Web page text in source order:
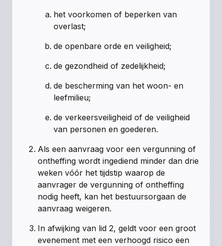
het voorkomen of beperken van
overlast;
de openbare orde en veiligheid;
de gezondheid of zedelijkheid;
de bescherming van het woon- en
leefmilieu;
de verkeersveiligheid of de veiligheid
van personen en goederen.
Als een aanvraag voor een vergunning of
ontheffing wordt ingediend minder dan drie
weken vóór het tijdstip waarop de
aanvrager de vergunning of ontheffing
nodig heeft, kan het bestuursorgaan de
aanvraag weigeren.
In afwijking van lid 2, geldt voor een groot
evenement met een verhoogd risico een